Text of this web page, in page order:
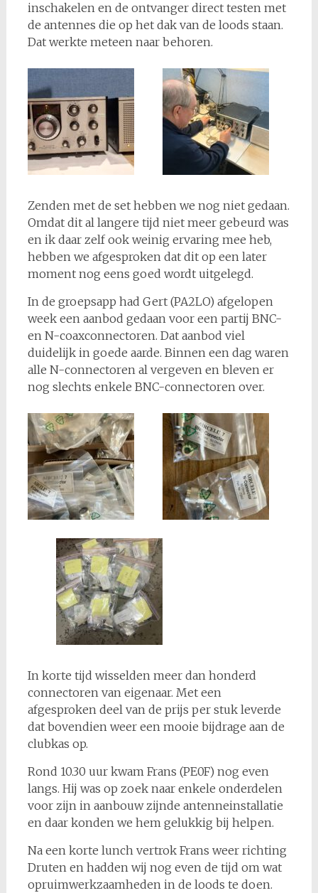
inschakelen en de ontvanger direct testen met
de antennes die op het dak van de loods staan.
Dat werkte meteen naar behoren.
Zenden met de set hebben we nog niet gedaan.
Omdat dit al langere tijd niet meer gebeurd was
en ik daar zelf ook weinig ervaring mee heb,
hebben we afgesproken dat dit op een later
moment nog eens goed wordt uitgelegd.
In de groepsapp had Gert (PA2LO) afgelopen
week een aanbod gedaan voor een partij BNC-
en N-coaxconnectoren. Dat aanbod viel
duidelijk in goede aarde. Binnen een dag waren
alle N-connectoren al vergeven en bleven er
nog slechts enkele BNC-connectoren over.
In korte tijd wisselden meer dan honderd
connectoren van eigenaar. Met een
afgesproken deel van de prijs per stuk leverde
dat bovendien weer een mooie bijdrage aan de
clubkas op.
Rond 10.30 uur kwam Frans (PE0F) nog even
langs. Hij was op zoek naar enkele onderdelen
voor zijn in aanbouw zijnde antenneinstallatie
en daar konden we hem gelukkig bij helpen.
Na een korte lunch vertrok Frans weer richting
Druten en hadden wij nog even de tijd om wat
opruimwerkzaamheden in de loods te doen.